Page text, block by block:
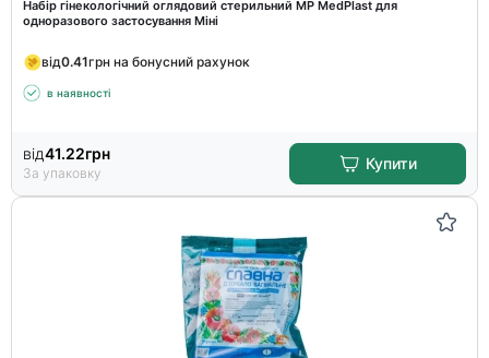
Набір гінекологічний оглядовий стерильний MP MedPlast для
одноразового застосування Міні
від0.41грн на бонусний рахунок
в наявності
від41.22грн
За упаковку
Купити